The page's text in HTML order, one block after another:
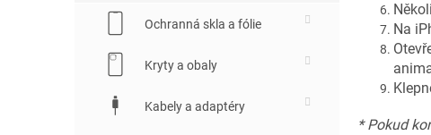
Ochranná skla a fólie
Kryty a obaly
Kabely a adaptéry
Na
* Pokud